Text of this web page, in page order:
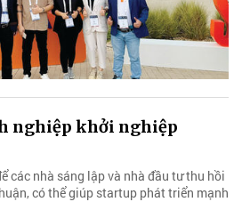
nghiệp khởi nghiệp
các nhà sáng lập và nhà đầu tư thu hồi
có thể giúp startup phát triển mạnh